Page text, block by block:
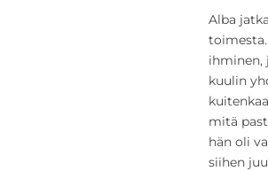
Alba
ihminen,
kuulin
mitä
hän oli
siihen